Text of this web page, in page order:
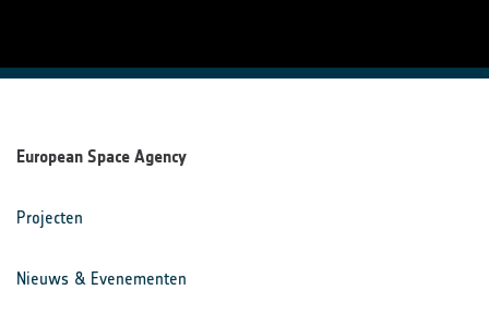
European Space Agency
Projecten
Nieuws & Evenementen